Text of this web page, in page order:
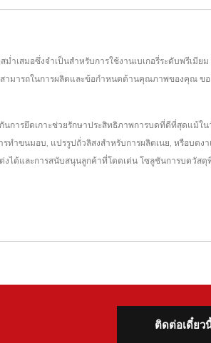
เสมอซึ่งจำเป็นสำหรับการใช้งานเบเกอรี่ระดับพรีเมียม
สามารถในการผลิตและข้อกำหนดด้านคุณภาพของคุณ ข
นการยึดเกาะช่วยรักษาประสิทธิภาพการบดที่ดีที่สุดแม้ใ
ำขนมอบ, แปรรูปถั่วลิสงสำหรับการผลิตเนย, หรือบดงา
งได้และการสนับสนุนลูกค้าที่โดดเด่น โซลูชันการบดวัส
ติดต่อเดี๋ยว